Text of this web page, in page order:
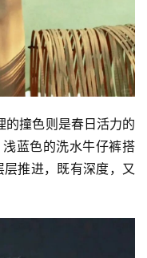
的撞色则是春日活力的
蓝色的洗水牛仔裤搭
推进，既有深度，又